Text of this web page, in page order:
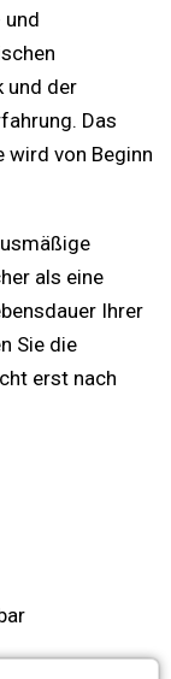
und
und der
Das
wird von Beginn
als eine
Ihrer
Sie die
erst nach